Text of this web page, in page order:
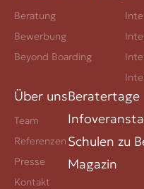
Beratung
Bewerbung
Beyond Boarding
Über uns
Team
Referenzen
Presse
Kontakt
Beratertage
Schulen zu
Magazin